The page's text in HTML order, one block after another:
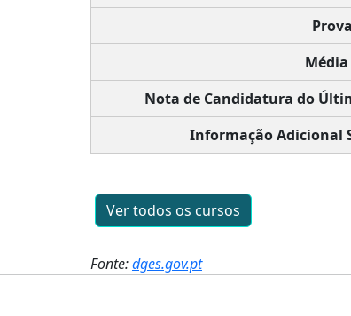
Média
Nota de Candidatura do
Informação Adicional
Ver todos os cursos
Fonte:dges.gov.pt